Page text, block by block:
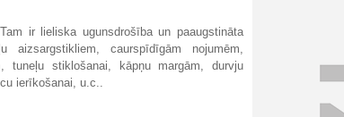
ir lieliska ugunsdrošība un paaugstināta
aizsargstikliem, caurspīdīgām nojumēm,
tuneļu stiklošanai, kāpņu margām, durvju
ierīkošanai, u.c..